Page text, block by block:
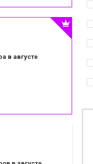
в августе